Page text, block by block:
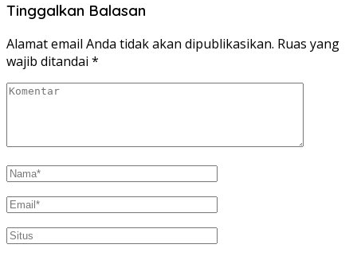
Tinggalkan Balasan
Alamat email Anda tidak akan dipublikasikan. Ruas yang
wajib ditandai *